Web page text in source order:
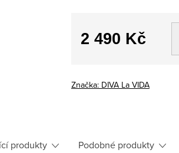
2 490 Kč
Značka: DIVA La VIDA
produkty Podobné produkty